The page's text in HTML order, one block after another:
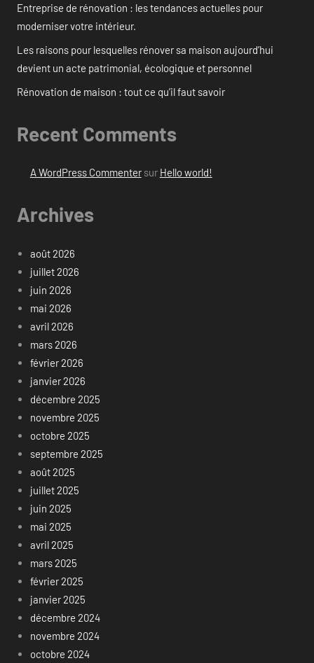
Entreprise de rénovation : les tendances actuelles pour
moderniser votre intérieur.
Les raisons pour lesquelles rénover sa maison aujourd’hui
devient un acte patrimonial, écologique et personnel
Rénovation de maison : tout ce qu’il faut savoir
Recent Comments
A WordPress Commentersur Hello world!
Archives
août 2026
juillet 2026
juin 2026
mai 2026
avril 2026
mars 2026
février 2026
janvier 2026
décembre 2025
novembre 2025
octobre 2025
septembre 2025
août 2025
juillet 2025
juin 2025
mai 2025
avril 2025
mars 2025
février 2025
janvier 2025
décembre 2024
novembre 2024
octobre 2024